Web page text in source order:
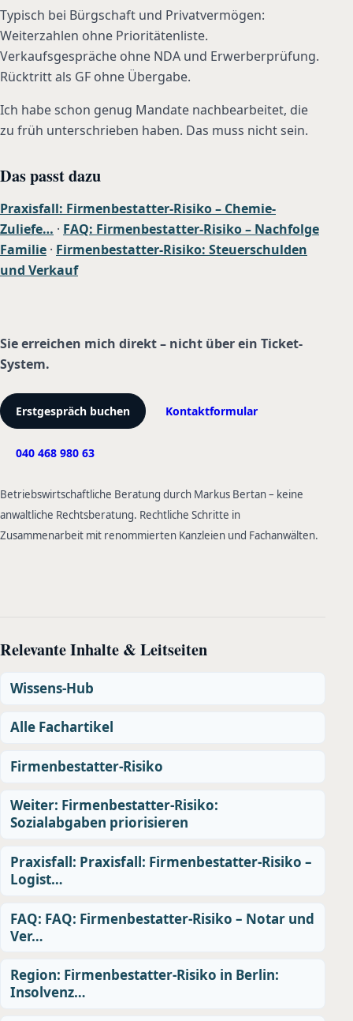
Typisch bei Bürgschaft und Privatvermögen:
Weiterzahlen ohne Prioritätenliste.
Verkaufsgespräche ohne NDA und Erwerberprüfung.
Rücktritt als GF ohne Übergabe.
Ich habe schon genug Mandate nachbearbeitet, die
zu früh unterschrieben haben. Das muss nicht sein.
Das passt dazu
Praxisfall: Firmenbestatter-Risiko – Chemie-
Zuliefe… · FAQ: Firmenbestatter-Risiko – Nachfolge
Familie · Firmenbestatter-Risiko: Steuerschulden
und Verkauf
Sie erreichen mich direkt – nicht über ein Ticket-
System.
Erstgespräch buchen Kontaktformular
040 468 980 63
Betriebswirtschaftliche Beratung durch Markus Bertan – keine
anwaltliche Rechtsberatung. Rechtliche Schritte in
Zusammenarbeit mit renommierten Kanzleien und Fachanwälten.
Relevante Inhalte & Leitseiten
Wissens-Hub
Alle Fachartikel
Firmenbestatter-Risiko
Weiter: Firmenbestatter-Risiko:
Sozialabgaben priorisieren
Praxisfall: Praxisfall: Firmenbestatter-Risiko –
Logist…
FAQ: FAQ: Firmenbestatter-Risiko – Notar und
Ver…
Region: Firmenbestatter-Risiko in Berlin:
Insolvenz…